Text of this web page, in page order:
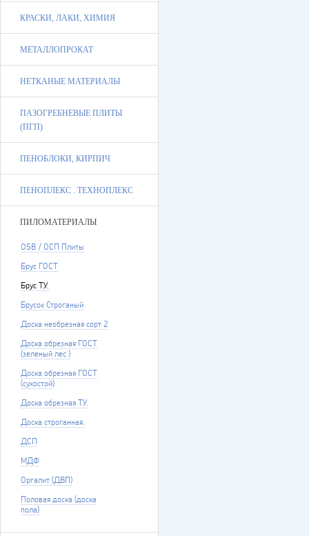
КРАСКИ, ЛАКИ, ХИМИЯ
МЕТАЛЛОПРОКАТ
НЕТКАНЫЕ МАТЕРИАЛЫ
ПАЗОГРЕБНЕВЫЕ ПЛИТЫ
(ПГП)
ПЕНОБЛОКИ, КИРПИЧ
ПЕНОПЛЕКС . ТЕХНОПЛЕКС
ПИЛОМАТЕРИАЛЫ
OSB / ОСП Плиты
Брус ГОСТ
Брус ТУ.
Брусок Строганый
Доска необрезная сорт 2
Доска обрезная ГОСТ
(зеленый лес )
Доска обрезная ГОСТ
(сухостой)
Доска обрезная ТУ.
Доска строганная.
ДСП
МДФ
Оргалит (ДВП)
Половая доска (доска
пола)